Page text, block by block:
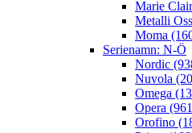
Marie
Metalli
Moma
Serienamn: N-Ö
Nordic
Nuvola
Omega
Opera
Orofino